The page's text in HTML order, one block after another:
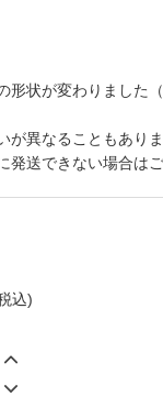
状が変わりました（
異なることもありま
送できない場合はご
込)